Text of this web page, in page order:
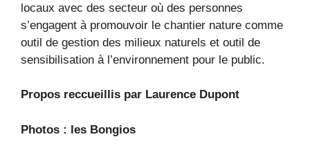
locaux avec des secteur où des personnes
s’engagent à promouvoir le chantier nature comme
outil de gestion des milieux naturels et outil de
sensibilisation à l’environnement pour le public.
Propos reccueillis par Laurence Dupont
Photos : les Bongios